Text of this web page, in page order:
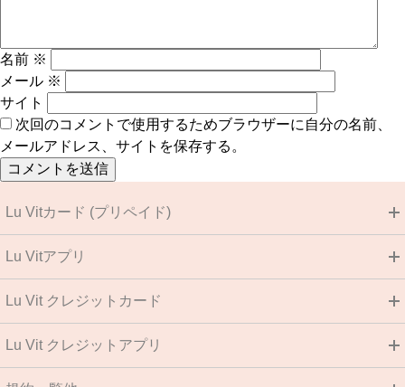
名前 ※
メール ※
サイト
次回のコメントで使用するためブラウザーに自分の名前、
メールアドレス、サイトを保存する。
Lu Vitカード (プリペイド)
Lu Vitアプリ
Lu Vit クレジットカード
Lu Vit クレジットアプリ